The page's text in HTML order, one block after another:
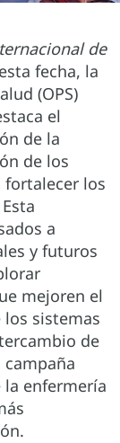
de
fecha, la
(OPS)
el
de la
de los
fortalecer los
a
y futuros
mejoren el
los sistemas
de
enfermería